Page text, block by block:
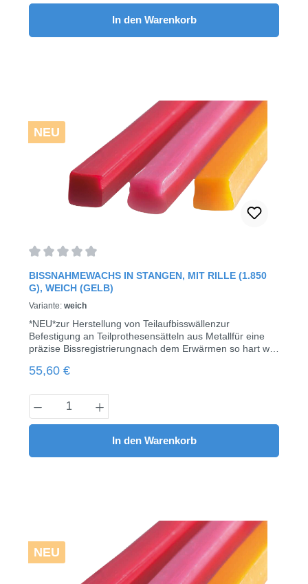
In den Warenkorb
NEU
BISSNAHMEWACHS IN STANGEN, MIT RILLE (1.850
G), WEICH (GELB)
Variante: weich
*NEU*zur Herstellung von Teilaufbisswällenzur
Befestigung an Teilprothesensätteln aus Metallfür eine
präzise Bissregistrierungnach dem Erwärmen so hart wie
Sichtkontrolle durch undurchsichtige
Härtegraden & drei Farben:Gelb = weich, Eindrücktiefe:
30 Rot = medium, Eindrücktiefe: 25 Rosa = hart,
Eindrücktiefe: 23Auch als 490 g Packung erhältlich!1.850
Regulärer Preis:
55,60 €
Produkt Anzahl: Gib den gewünschten
In den Warenkorb
NEU